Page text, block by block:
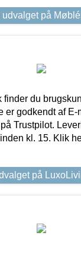
udvalget på
finder du
er godkendt af
Trustpilot.
kl. 15. Klik
på